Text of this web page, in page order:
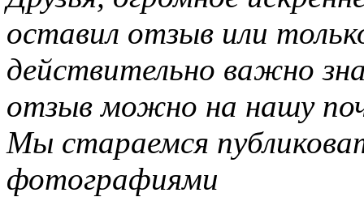
оставил отзыв или
действительно важно
отзыв можно на нашу
Мы стараемся
фотографиями